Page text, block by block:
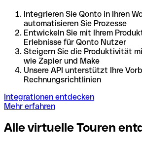
Integrieren Sie Qonto in Ihren
automatisieren Sie Prozesse
Entwickeln Sie mit Ihrem
Erlebnisse für Qonto Nutzer
Steigern Sie die Produktivität
wie Zapier und Make
Unsere API unterstützt Ihre
Rechnungsrichtlinien
Integrationen entdecken
Mehr erfahren
Alle virtuelle Touren